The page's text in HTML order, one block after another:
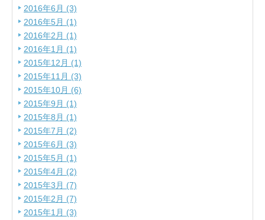
2016年6月 (3)
2016年5月 (1)
2016年2月 (1)
2016年1月 (1)
2015年12月 (1)
2015年11月 (3)
2015年10月 (6)
2015年9月 (1)
2015年8月 (1)
2015年7月 (2)
2015年6月 (3)
2015年5月 (1)
2015年4月 (2)
2015年3月 (7)
2015年2月 (7)
2015年1月 (3)